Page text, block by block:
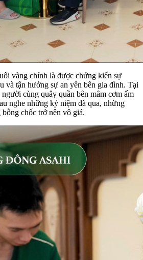
vàng chính là được chứng kiến sự
và tận hưởng sự an yên bên gia đình. Tại
cùng quây quần bên mâm cơm ấm
nghe những kỷ niệm đã qua, những
bỗng chốc trở nên vô giá.